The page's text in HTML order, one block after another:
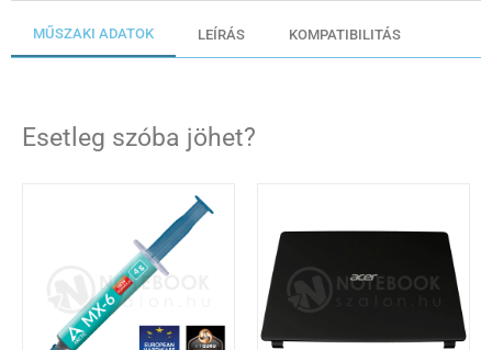
MŰSZAKI ADATOK LEÍRÁS KOMPATIBILITÁS
Esetleg szóba jöhet?